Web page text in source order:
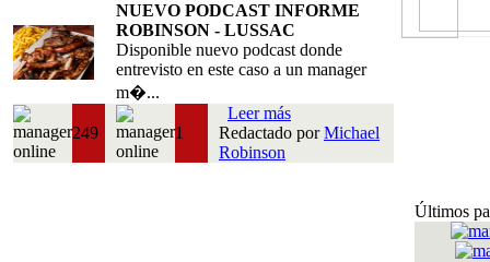
NUEVO PODCAST INFORME
ROBINSON - LUSSAC
Disponible nuevo podcast donde
entrevisto en este caso a un manager
m�...
249 1
Leer más
Redactado porMichael
Robinson
Últimos